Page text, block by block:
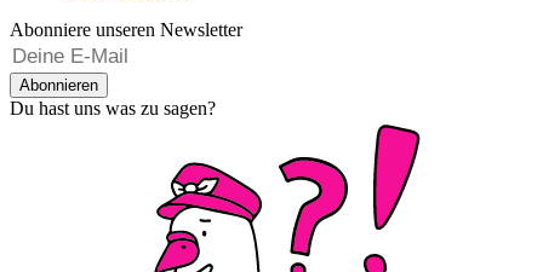
Abonniere unseren Newsletter
Abonnieren
Du hast uns was zu sagen?